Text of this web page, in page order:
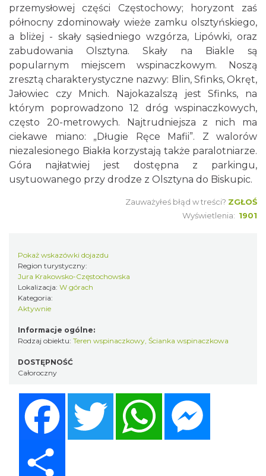
przemysłowej części Częstochowy; horyzont zaś
północny zdominowały wieże zamku olsztyńskiego,
a bliżej - skały sąsiedniego wzgórza, Lipówki, oraz
zabudowania Olsztyna. Skały na Biakle są
popularnym miejscem wspinaczkowym. Noszą
zresztą charakterystyczne nazwy: Blin, Sfinks, Okręt,
Jałowiec czy Mnich. Najokazalszą jest Sfinks, na
którym poprowadzono 12 dróg wspinaczkowych,
często 20-metrowych. Najtrudniejsza z nich ma
ciekawe miano: „Długie Ręce Mafii”. Z walorów
niezalesionego Biakła korzystają także paralotniarze.
Góra najłatwiej jest dostępna z parkingu,
usytuowanego przy drodze z Olsztyna do Biskupic.
Zauważyłeś błąd w treści? ZGŁOŚ
Wyświetlenia: 1901
Pokaż wskazówki dojazdu
Region turystyczny:
Jura Krakowsko-Częstochowska
Lokalizacja: W górach
Kategoria:
Aktywnie
Informacje ogólne:
Rodzaj obiektu: Teren wspinaczkowy, Ścianka wspinaczkowa
DOSTĘPNOŚĆ
Całoroczny
Twitter WhatsApp